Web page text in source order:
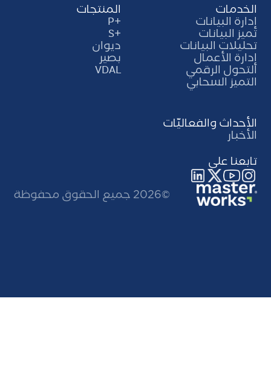
الخدمات
إدارة البيانات
تميز البيانات
تحليلات البيانات
إدارة الأعمال
التحول الرقمي
التميز السحابي
المنتجات
+P
+S
ديوان
بصير
VDAL
الأحداث والفعاليّات
الأخبار
تابعنا على
©2026 جميع الحقوق محفوظة